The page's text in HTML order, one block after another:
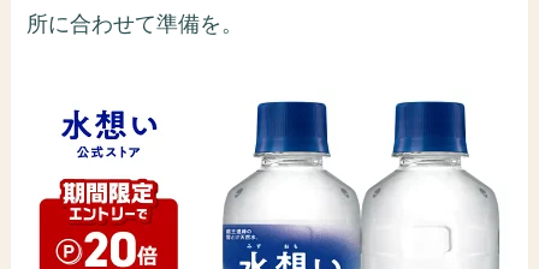
所に合わせて準備を。